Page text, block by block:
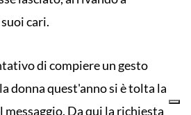
cari.
di compiere un gesto
donna quest'anno si è tolta la
Da qui la richiesta